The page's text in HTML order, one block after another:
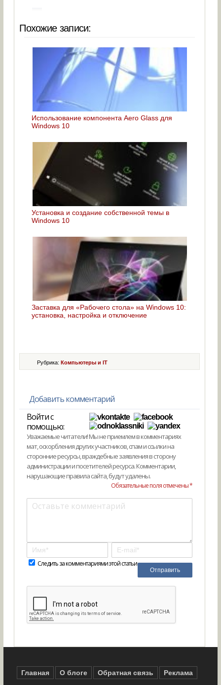
Похожие записи:
Использование компонента Aero Glass для
Windows 10
Установка и создание собственной темы в
Windows 10
Заставка для «Рабочего стола» на Windows 10:
установка, настройка и отключение
Рубрика:Компьютеры и IT
Добавить комментарий
Войти с
помощью:
Уважаемые читатели! Мы не приемлем в комментариях
мат, оскорбления других участников, спам и ссылки на
сторонние ресурсы, враждебные заявления в сторону
администрации и посетителей ресурса. Комментарии,
нарушающие правила сайта, будут удалены.
Обязательные поля отмечены *
Следить за комментариями этой статьи
Главная О блоге Обратная связь Реклама